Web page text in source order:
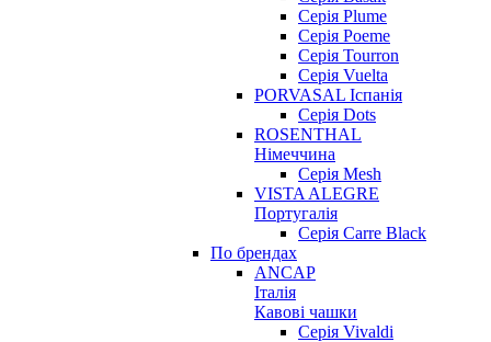
Серія Plume
Серія Poeme
Серія Tourron
Серія Vuelta
PORVASAL Іспанія
Серія Dots
ROSENTHAL
Німеччина
Серія Mesh
VISTA ALEGRE
Португалія
Серія Carre Black
По брендах
ANCAP
Італія
Кавові чашки
Cерія Vivaldi